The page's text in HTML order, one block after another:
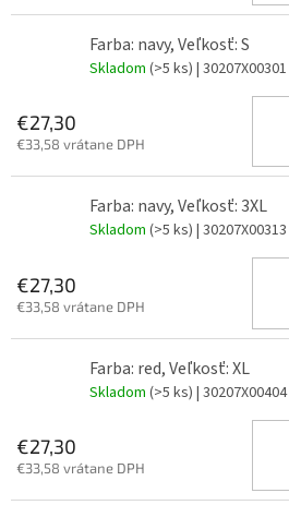
Farba: navy, Veľkosť: S
Skladom (>5 ks) | 30207X00301
€27,30
€33,58 vrátane DPH
Farba: navy, Veľkosť: 3XL
Skladom (>5 ks) | 30207X00313
€27,30
€33,58 vrátane DPH
Farba: red, Veľkosť: XL
Skladom (>5 ks) | 30207X00404
€27,30
€33,58 vrátane DPH